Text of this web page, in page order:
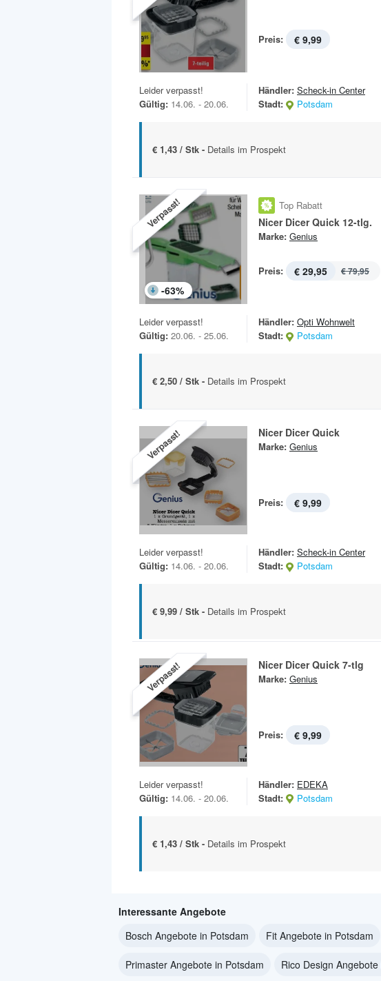
Preis: € 9,99
Leider verpasst!
Gültig: 14.06. - 20.06.
Händler: Scheck-in Center
Stadt:
Potsdam
€ 1,43 / Stk - Details im Prospekt
Verpasst!
-63%
Top Rabatt
Nicer Dicer Quick 12-tlg.
Marke: Genius
Preis: € 29,95 € 79,95
Leider verpasst!
Gültig: 20.06. - 25.06.
Händler: Opti Wohnwelt
Stadt:
Potsdam
€ 2,50 / Stk - Details im Prospekt
Verpasst! Nicer Dicer Quick
Marke: Genius
Preis: € 9,99
Leider verpasst!
Gültig: 14.06. - 20.06.
Händler: Scheck-in Center
Stadt:
Potsdam
€ 9,99 / Stk - Details im Prospekt
Verpasst! Nicer Dicer Quick 7-tlg
Marke: Genius
Preis: € 9,99
Leider verpasst!
Gültig: 14.06. - 20.06.
Händler: EDEKA
Stadt:
Potsdam
€ 1,43 / Stk - Details im Prospekt
Interessante Angebote
Bosch Angebote in Potsdam
Fit Angebote in Potsdam
Primaster Angebote in Potsdam Rico Design